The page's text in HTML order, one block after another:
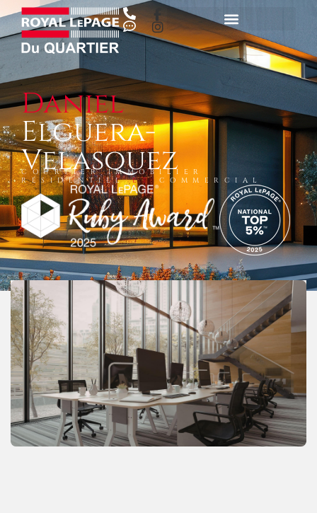
Daniel
Elguera-
Velasquez
COURTIER IMMOBILIER
RÉSIDENTIELETCOMMERCIAL